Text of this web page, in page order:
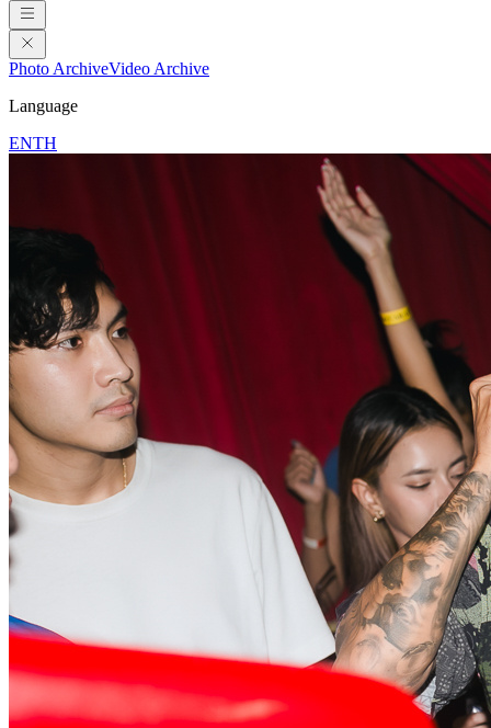
Photo ArchiveVideo Archive
Language
ENTH